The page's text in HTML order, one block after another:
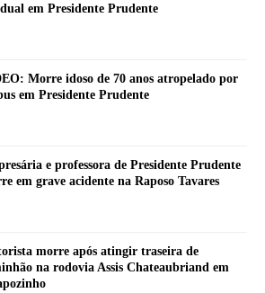
em Presidente Prudente
Morre idoso de 70 anos atropelado por
em Presidente Prudente
e professora de Presidente Prudente
em grave acidente na Raposo Tavares
morre após atingir traseira de
na rodovia Assis Chateaubriand em